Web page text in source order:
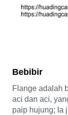
Bebibir
Flange adalah
aci dan aci,
paip hujung; Ia